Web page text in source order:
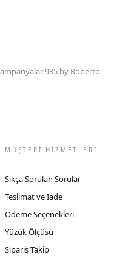
935 by Roberto
MÜŞTERİ HİZMETLERİ
Sıkça Sorulan Sorular
Teslimat ve İade
Ödeme Seçenekleri
Yüzük Ölçüsü
Sipariş Takip